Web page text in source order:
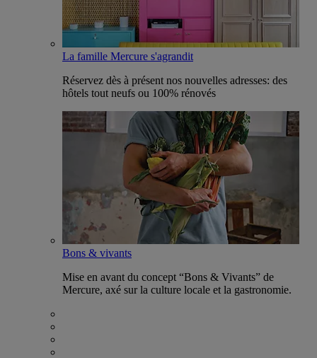
La famille Mercure s'agrandit
Réservez dès à présent nos nouvelles adresses: des
hôtels tout neufs ou 100% rénovés
Bons & vivants
Mise en avant du concept “Bons & Vivants” de
Mercure, axé sur la culture locale et la gastronomie.